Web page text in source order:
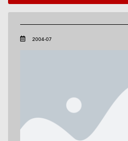
2004-07